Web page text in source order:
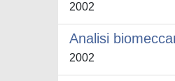
2002
Analisi
2002